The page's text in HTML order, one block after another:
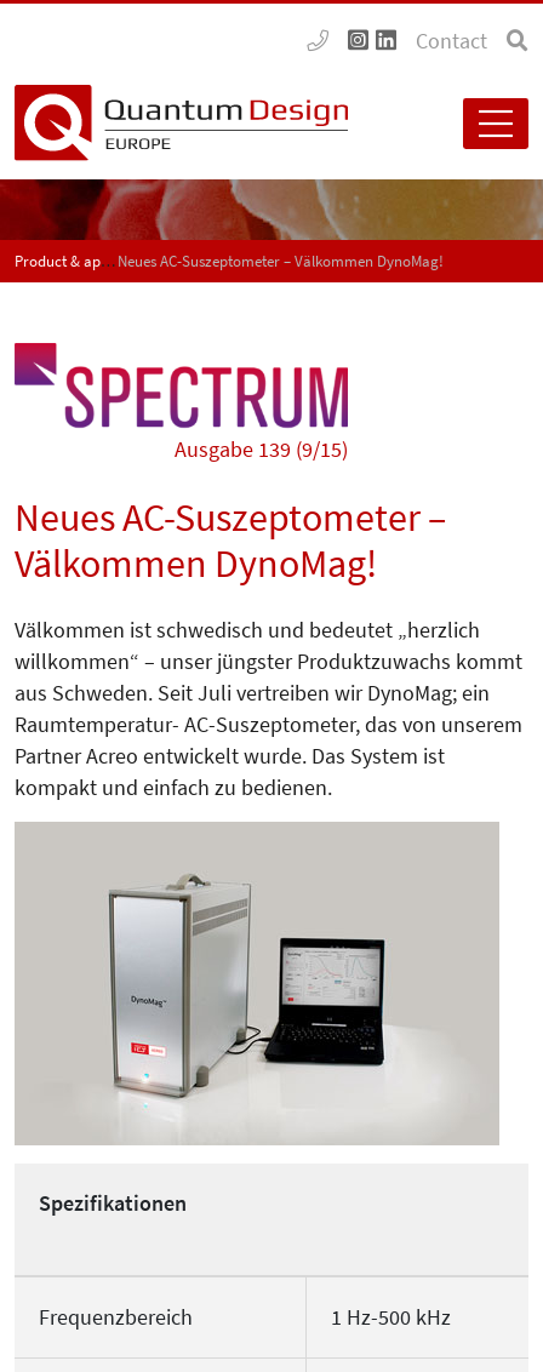
Contact
Product & application news - SPECTRUMNeues AC-Suszeptometer – Välkommen DynoMag!
Ausgabe 139 (9/15)
Neues AC-Suszeptometer –
Välkommen DynoMag!
Välkommen ist schwedisch und bedeutet „herzlich
willkommen“ – unser jüngster Produktzuwachs kommt
aus Schweden. Seit Juli vertreiben wir DynoMag; ein
Raumtemperatur- AC-Suszeptometer, das von unse­rem
Partner Acreo entwickelt wurde. Das System ist
kompakt und einfach zu bedienen.
Spezifikationen
Frequenzbereich 1 Hz-500 kHz